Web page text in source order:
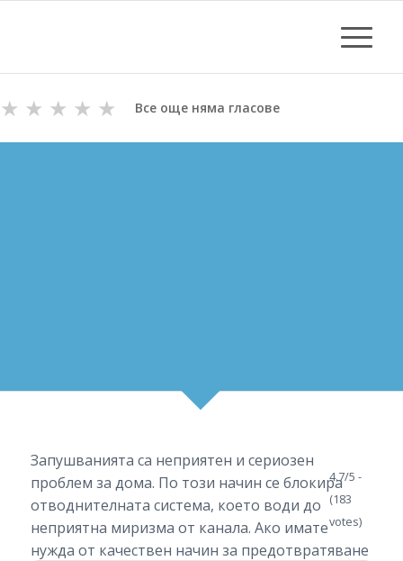
★
★
★
★
★ Все още няма гласове
Запушванията са неприятен и сериозен
проблем за дома. По този начин се блокира
отводнителната система, което води до
неприятна миризма от канала. Ако имате
нужда от качествен начин за предотвратяване
4.7/5 -
(183
votes)